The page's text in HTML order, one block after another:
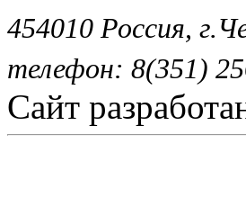
454010 Россия,
телефон: 8(351)
Сайт